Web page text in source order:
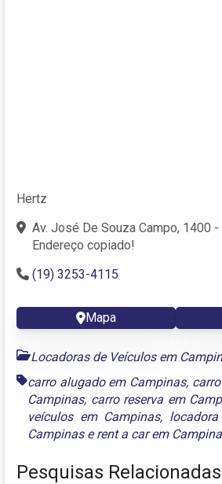
Hertz
Av. José De Souza Campo, 1400
Endereço copiado!
(19) 3253-4115
Mapa
Locadoras de Veículos em
carro alugado em Campinas,
Campinas, carro reserva em
veículos em Campinas,
Campinaserent a car em
Pesquisas Relacionadas